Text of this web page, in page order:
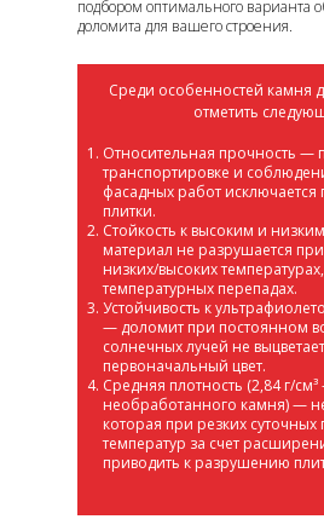
подбором оптимального варианта
доломита для вашего строения.
Среди особенностей камня
отметить
Относительная прочность —
транспортировке и
фасадных работ
плитки.
Стойкость к высоким и
материал не разрушается
низких/высоких
температурных перепадах.
Устойчивость к
— доломит при постоянном
солнечных лучей не
первоначальный цвет.
Средняя плотность (2,84 г/
необработанного камня) — не
которая при резких суточных
температур за счет
приводить к разрушению